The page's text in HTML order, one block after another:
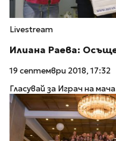
Livestream
Илиана Раева:
19 септември 2018, 17:32
Гласувай за Играч на